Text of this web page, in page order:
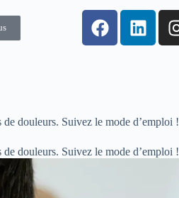
douleurs. Suivez le mode d’emploi !
douleurs. Suivez le mode d’emploi !